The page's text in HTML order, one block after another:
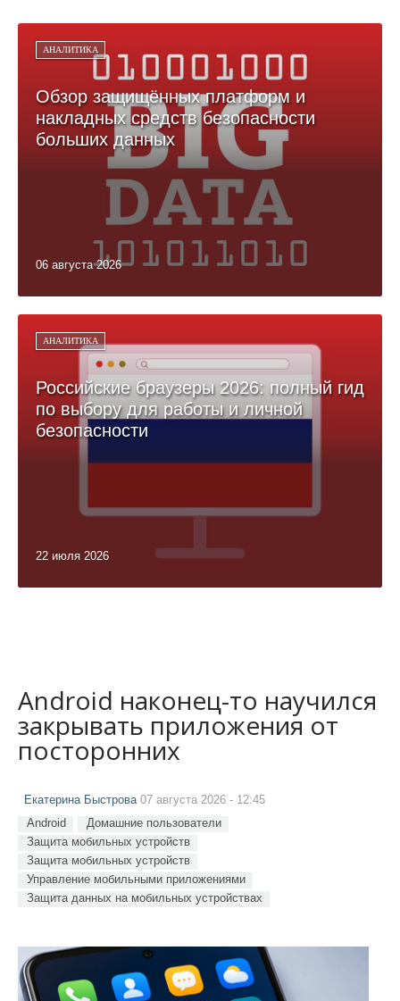
АНАЛИТИКА
Обзор защищённых платформ и
накладных средств безопасности
больших данных
06 августа 2026
АНАЛИТИКА
Российские браузеры 2026: полный гид
по выбору для работы и личной
безопасности
22 июля 2026
Android наконец-то научился
закрывать приложения от
посторонних
Екатерина Быстрова07 августа 2026 - 12:45
Android
Домашние пользователи
Защита мобильных устройств
Защита мобильных устройств
Управление мобильными приложениями
Защита данных на мобильных устройствах